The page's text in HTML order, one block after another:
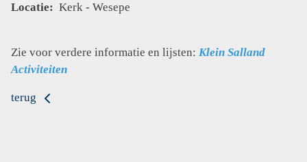
Locatie: Kerk - Wesepe
Zie voor verdere informatie en lijsten: Klein Salland
Activiteiten
terug